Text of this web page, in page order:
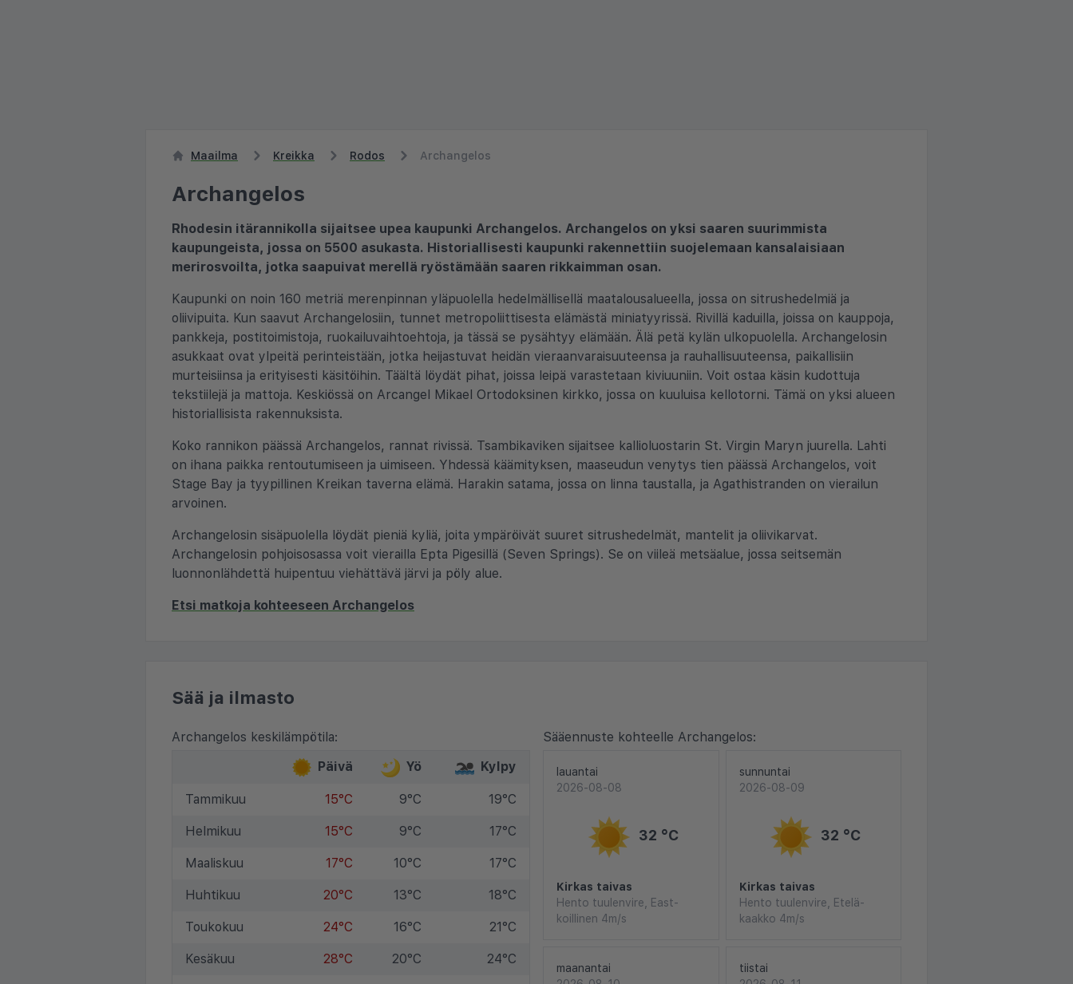
Maailma Kreikka Rodos Archangelos
Archangelos
Rhodesin itärannikolla sijaitsee upea kaupunki Archangelos. Archangelos on yksi saaren suurimmista
kaupungeista, jossa on 5500 asukasta. Historiallisesti kaupunki rakennettiin suojelemaan kansalaisiaan
merirosvoilta, jotka saapuivat merellä ryöstämään saaren rikkaimman osan.
Kaupunki on noin 160 metriä merenpinnan yläpuolella hedelmällisellä maatalousalueella, jossa on sitrushedelmiä ja
oliivipuita. Kun saavut Archangelosiin, tunnet metropoliittisesta elämästä miniatyyrissä. Rivillä kaduilla, joissa on kauppoja,
pankkeja, postitoimistoja, ruokailuvaihtoehtoja, ja tässä se pysähtyy elämään. Älä petä kylän ulkopuolella. Archangelosin
asukkaat ovat ylpeitä perinteistään, jotka heijastuvat heidän vieraanvaraisuuteensa ja rauhallisuuteensa, paikallisiin
murteisiinsa ja erityisesti käsitöihin. Täältä löydät pihat, joissa leipä varastetaan kiviuuniin. Voit ostaa käsin kudottuja
tekstiilejä ja mattoja. Keskiössä on Arcangel Mikael Ortodoksinen kirkko, jossa on kuuluisa kellotorni. Tämä on yksi alueen
historiallisista rakennuksista.
Koko rannikon päässä Archangelos, rannat rivissä. Tsambikaviken sijaitsee kallioluostarin St. Virgin Maryn juurella. Lahti
on ihana paikka rentoutumiseen ja uimiseen. Yhdessä käämityksen, maaseudun venytys tien päässä Archangelos, voit
Stage Bay ja tyypillinen Kreikan taverna elämä. Harakin satama, jossa on linna taustalla, ja Agathistranden on vierailun
arvoinen.
Archangelosin sisäpuolella löydät pieniä kyliä, joita ympäröivät suuret sitrushedelmät, mantelit ja oliivikarvat.
Archangelosin pohjoisosassa voit vierailla Epta Pigesillä (Seven Springs). Se on viileä metsäalue, jossa seitsemän
luonnonlähdettä huipentuu viehättävä järvi ja pöly alue.
Etsi matkoja kohteeseen Archangelos
Sää ja ilmasto
Archangelos keskilämpötila:
Päivä
Yö Kylpy
Tammikuu 15°C 9°C 19°C
Helmikuu 15°C 9°C 17°C
Maaliskuu 17°C 10°C 17°C
Huhtikuu 20°C 13°C 18°C
Toukokuu 24°C 16°C 21°C
Kesäkuu 28°C 20°C 24°C
Sääennuste kohteelle Archangelos:
lauantai
2026-08-08
32 °C
Kirkas taivas
Hento tuulenvire, East-
koillinen 4m/s
sunnuntai
2026-08-09
32 °C
Kirkas taivas
Hento tuulenvire, Etelä-
kaakko 4m/s
maanantai
tiistai